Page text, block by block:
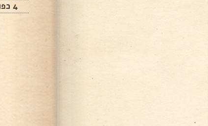
4 כפות ממרח לוטוס